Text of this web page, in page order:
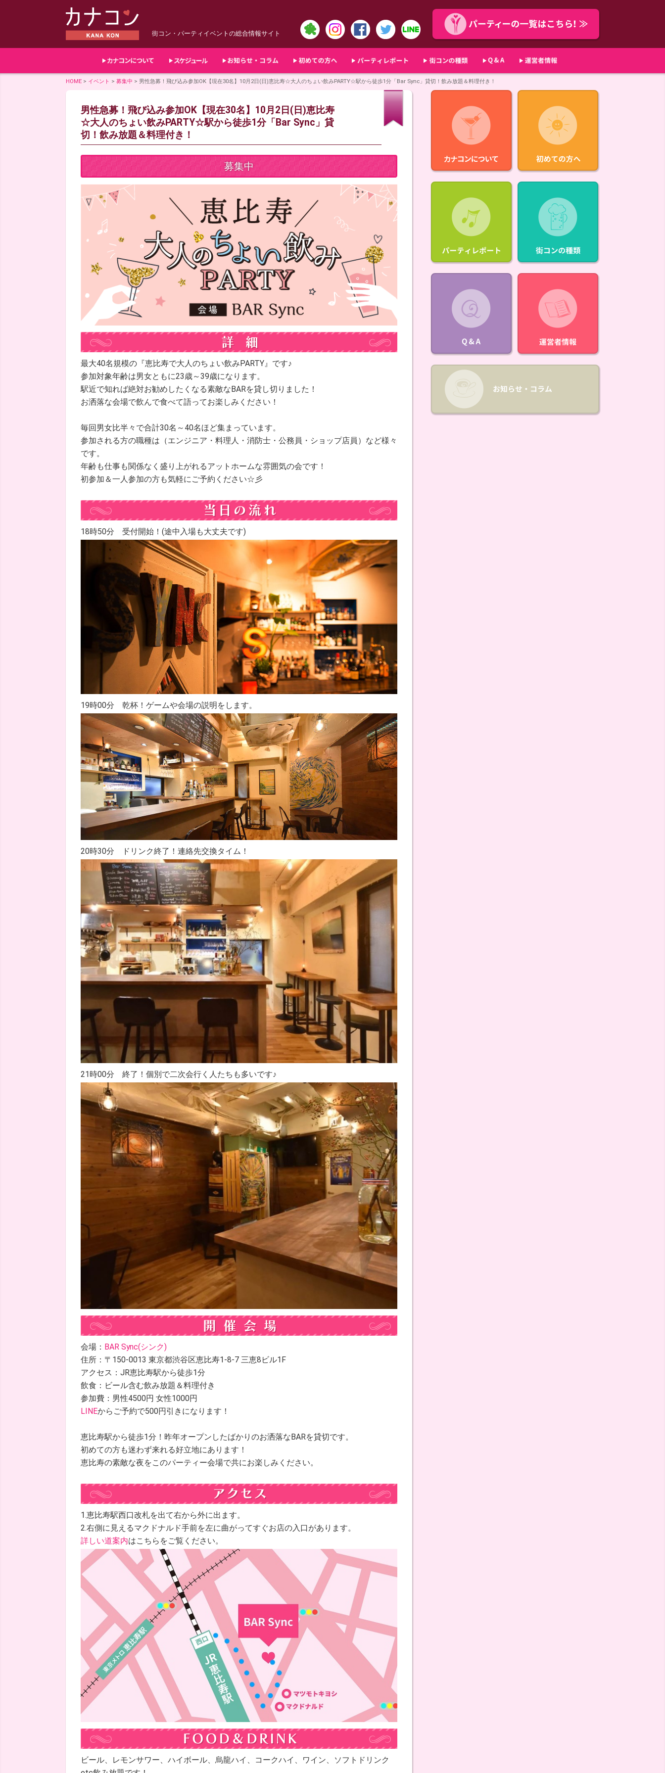
街コン・パーティイベントの総合情報サイト
HOME > イベント > 募集中 > 男性急募！飛び込み参加OK【現在30名】10月2日(日)恵比寿☆大人のちょい飲みPARTY☆駅から徒歩1分「Bar Sync」貸切！飲み放題＆料理付き！
男性急募！飛び込み参加OK【現在30名】10月2日(日)恵比寿
☆大人のちょい飲みPARTY☆駅から徒歩1分「Bar Sync」貸
切！飲み放題＆料理付き！
募集中
最大40名規模の『恵比寿で大人のちょい飲みPARTY』です♪
参加対象年齢は男女ともに23歳～39歳になります。
駅近で知れば絶対お勧めしたくなる素敵なBARを貸し切りました！
お洒落な会場で飲んで食べて語ってお楽しみください！
毎回男女比半々で合計30名～40名ほど集まっています。
参加される方の職種は（エンジニア・料理人・消防士・公務員・ショップ店員）など様々
です。
年齢も仕事も関係なく盛り上がれるアットホームな雰囲気の会です！
初参加＆一人参加の方も気軽にご予約ください☆彡
18時50分 受付開始！(途中入場も大丈夫です)
19時00分 乾杯！ゲームや会場の説明をします。
20時30分 ドリンク終了！連絡先交換タイム！
21時00分 終了！個別で二次会行く人たちも多いです♪
会場： BAR Sync(シンク)
住所：〒150-0013 東京都渋谷区恵比寿1-8-7 三恵8ビル1F
アクセス：JR恵比寿駅から徒歩1分
飲食：ビール含む飲み放題＆料理付き
参加費：男性4500円 女性1000円
LINEからご予約で500円引きになります！
恵比寿駅から徒歩1分！昨年オープンしたばかりのお洒落なBARを貸切です。
初めての方も迷わず来れる好立地にあります！
恵比寿の素敵な夜をこのパーティー会場で共にお楽しみください。
1.恵比寿駅西口改札を出て右から外に出ます。
2.右側に見えるマクドナルド手前を左に曲がってすぐお店の入口があります。
詳しい道案内はこちらをご覧ください。
ビール、レモンサワー、ハイボール、烏龍ハイ、コークハイ、ワイン、ソフトドリンク